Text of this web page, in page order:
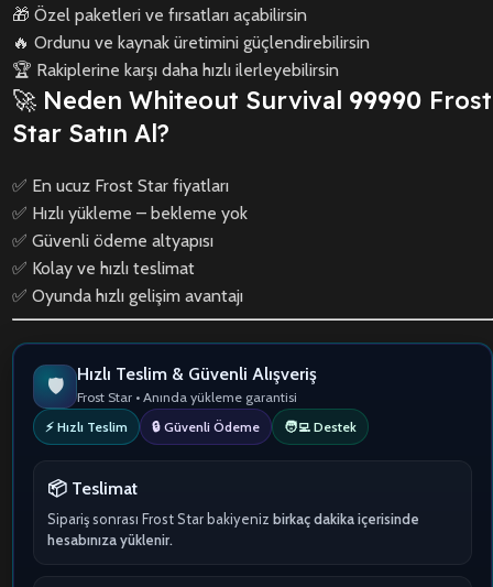
🎁 Özel paketleri ve fırsatları açabilirsin
🔥 Ordunu ve kaynak üretimini güçlendirebilirsin
🏆 Rakiplerine karşı daha hızlı ilerleyebilirsin
🚀 Neden Whiteout Survival 99990 Frost
Star Satın Al?
✅ En ucuz Frost Star fiyatları
✅ Hızlı yükleme – bekleme yok
✅ Güvenli ödeme altyapısı
✅ Kolay ve hızlı teslimat
✅ Oyunda hızlı gelişim avantajı
🛡️ Hızlı Teslim & Güvenli Alışveriş
Frost Star • Anında yükleme garantisi
⚡ Hızlı Teslim
🔒 Güvenli Ödeme 🧑‍💻 Destek
📦 Teslimat
Sipariş sonrası Frost Star bakiyeniz birkaç dakika içerisinde
hesabınıza yüklenir.